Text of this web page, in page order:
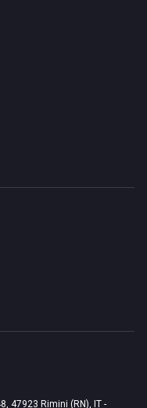
47923 Rimini (RN), IT -